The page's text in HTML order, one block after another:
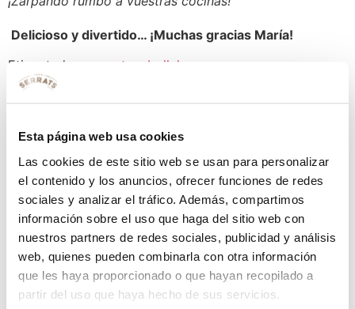
Esta página web usa cookies
Las cookies de este sitio web se usan para personalizar
el contenido y los anuncios, ofrecer funciones de redes
sociales y analizar el tráfico. Además, compartimos
información sobre el uso que haga del sitio web con
nuestros partners de redes sociales, publicidad y análisis
web, quienes pueden combinarla con otra información
que les haya proporcionado o que hayan recopilado a
partir del uso que haya hecho de sus servicios.
Delicioso y divertido… ¡Muchas gracias María!
Etiquetado
aguacate cebolla huevo
cocidopanecillos
blanco
Deja una respuesta
Tu dirección de correo electrónico no será publicada.
Los campos obligatorios están marcados con*
Comentario *